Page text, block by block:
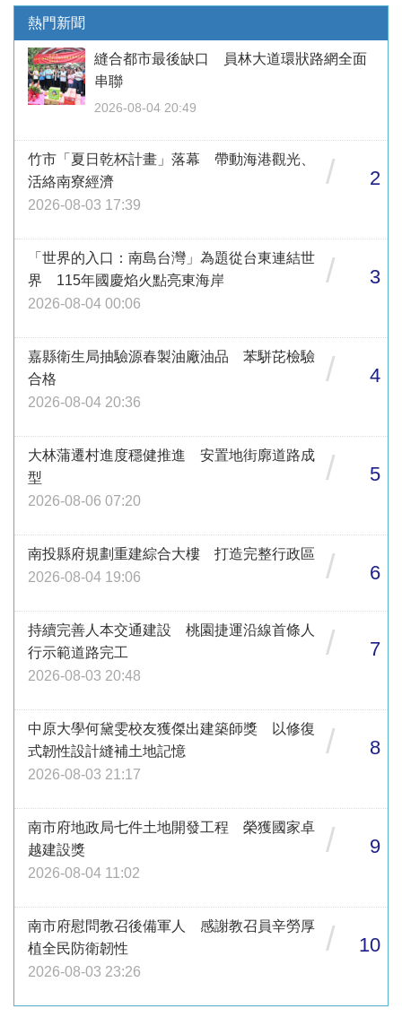
熱門新聞
縫合都市最後缺口 員林大道環狀路網全面
串聯
2026-08-04 20:49
竹市「夏日乾杯計畫」落幕 帶動海港觀光、
活絡南寮經濟
2026-08-03 17:39
/ 2
「世界的入口：南島台灣」為題從台東連結世
界 115年國慶焰火點亮東海岸
2026-08-04 00:06
/ 3
嘉縣衛生局抽驗源春製油廠油品 苯駢芘檢驗
合格
2026-08-04 20:36
/ 4
大林蒲遷村進度穩健推進 安置地街廓道路成
型
2026-08-06 07:20
/ 5
南投縣府規劃重建綜合大樓 打造完整行政區
2026-08-04 19:06
/ 6
持續完善人本交通建設 桃園捷運沿線首條人
行示範道路完工
2026-08-03 20:48
/ 7
中原大學何黛雯校友獲傑出建築師獎 以修復
式韌性設計縫補土地記憶
2026-08-03 21:17
/ 8
南市府地政局七件土地開發工程 榮獲國家卓
越建設獎
2026-08-04 11:02
/ 9
南市府慰問教召後備軍人 感謝教召員辛勞厚
植全民防衛韌性
2026-08-03 23:26
/ 10